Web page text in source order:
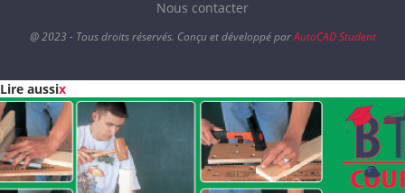
Nous contacter
@ 2023 - Tous droits réservés. Conçu et développé parAutoCAD Student
Lire aussix